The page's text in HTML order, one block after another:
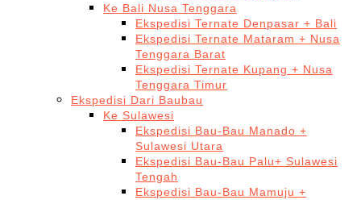
Ke Bali Nusa Tenggara
Ekspedisi Ternate Denpasar + Bali
Ekspedisi Ternate Mataram + Nusa
Tenggara Barat
Ekspedisi Ternate Kupang + Nusa
Tenggara Timur
Ekspedisi Dari Baubau
Ke Sulawesi
Ekspedisi Bau-Bau Manado +
Sulawesi Utara
Ekspedisi Bau-Bau Palu+ Sulawesi
Tengah
Ekspedisi Bau-Bau Mamuju +